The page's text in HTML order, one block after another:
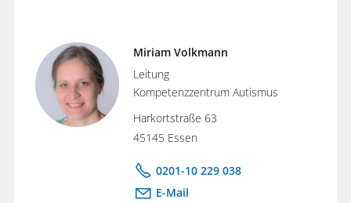
Miriam Volkmann
Leitung
Kompetenzzentrum Autismus
Harkortstraße 63
45145 Essen
0201-10 229 038
E-Mail